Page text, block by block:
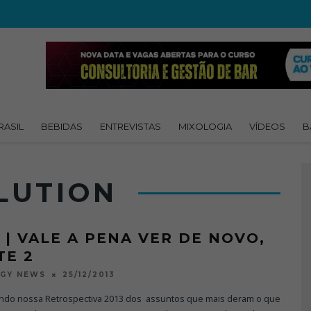
BEBIDAS ENTREVISTAS MIXOLOGIA VÍDEOS
| VALE A PENA VER DE NOVO,
2
NEWS 25/12/2013
nossa Retrospectiva 2013 dos assuntos que mais deram o que